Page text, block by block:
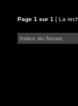
Page 1 sur 1 [ La
Index du forum